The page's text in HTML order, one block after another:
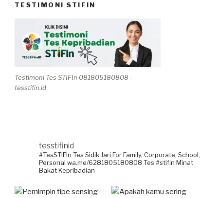
TESTIMONI STIFIN
Testimoni Tes STIFIn 081805180808 -
tesstifin.id
tesstifinid
#TesSTIFIn Tes Sidik Jari For Family, Corporate, School,
Personal wa.me/6281805180808 Tes #stifin Minat
Bakat Kepribadian